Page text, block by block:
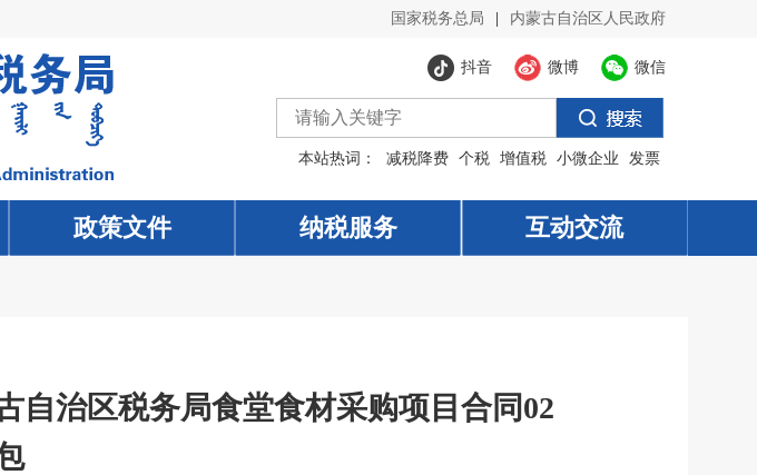
国家税务总局 内蒙古自治区人民政府
微信
微博
抖音
本站热词： 减税降费 个税 增值税 小微企业 发票
政策文件 纳税服务 互动交流
政策文件 纳税服务 互动交流
自治区税务局食堂食材采购项目合同02